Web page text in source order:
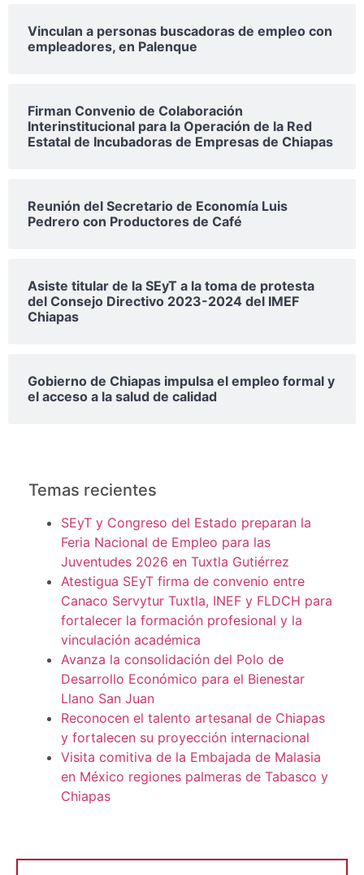
Vinculan a personas buscadoras de empleo con
empleadores, en Palenque
Firman Convenio de Colaboración
Interinstitucional para la Operación de la Red
Estatal de Incubadoras de Empresas de Chiapas
Reunión del Secretario de Economía Luis
Pedrero con Productores de Café
Asiste titular de la SEyT a la toma de protesta
del Consejo Directivo 2023-2024 del IMEF
Chiapas
Gobierno de Chiapas impulsa el empleo formal y
el acceso a la salud de calidad
Temas recientes
SEyT y Congreso del Estado preparan la
Feria Nacional de Empleo para las
Juventudes 2026 en Tuxtla Gutiérrez
Atestigua SEyT firma de convenio entre
Canaco Servytur Tuxtla, INEF y FLDCH para
fortalecer la formación profesional y la
vinculación académica
Avanza la consolidación del Polo de
Desarrollo Económico para el Bienestar
Llano San Juan
Reconocen el talento artesanal de Chiapas
y fortalecen su proyección internacional
Visita comitiva de la Embajada de Malasia
en México regiones palmeras de Tabasco y
Chiapas